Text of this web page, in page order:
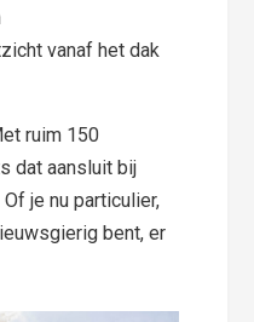
vanaf het dak
ruim 150
dat aansluit bij
je nu particulier,
bent, er